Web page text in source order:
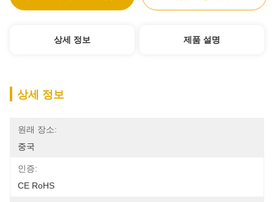
상세 정보 제품 설명
상세 정보
원래 장소:
중국
인증:
CE RoHS